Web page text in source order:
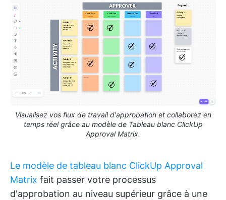
Visualisez vos flux de travail d'approbation et collaborez en
temps réel grâce au modèle de Tableau blanc ClickUp
Approval Matrix.
Le modèle de tableau blanc ClickUp Approval
Matrix fait passer votre processus
d'approbation au niveau supérieur grâce à une